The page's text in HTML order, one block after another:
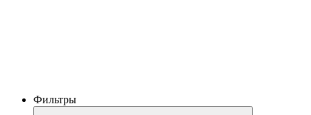
Фильтры